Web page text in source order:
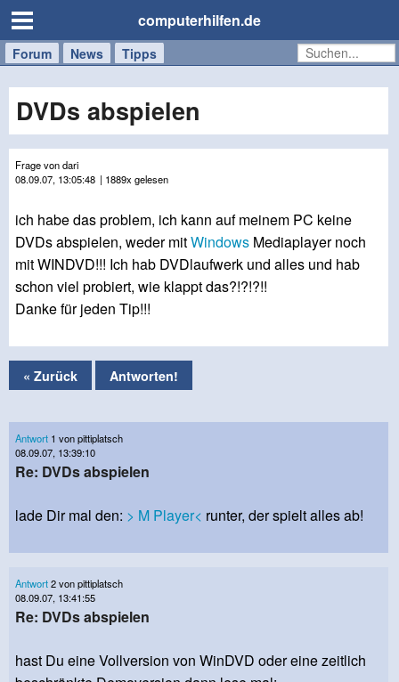
computerhilfen.de
Forum News Tipps
Handy
Tablet
Windows
Mac
DVDs abspielen
Frage von dari
08.09.07, 13:05:48 | 1889x gelesen
ich habe das problem, ich kann auf meinem PC keine
DVDs abspielen, weder mitWindows Mediaplayer noch
mit WINDVD!!! Ich hab DVDlaufwerk und alles und hab
schon viel probiert, wie klappt das?!?!?!!
Danke für jeden Tip!!!
« Zurück Antworten!
Antwort 1 von pittiplatsch
08.09.07, 13:39:10
Re: DVDs abspielen
lade Dir mal den: > M Player< runter, der spielt alles ab!
Antwort2 von pittiplatsch
08.09.07, 13:41:55
Re: DVDs abspielen
hast Du eine Vollversion von WinDVD oder eine zeitlich